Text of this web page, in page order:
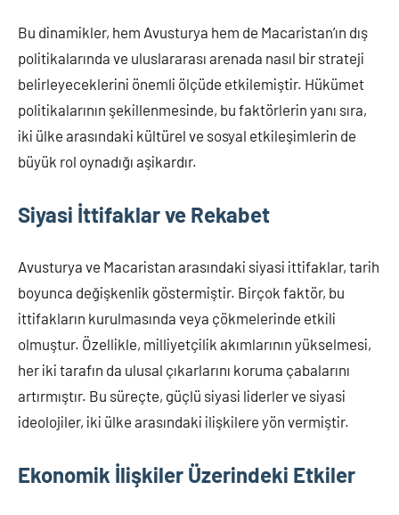
Bu dinamikler, hem Avusturya hem de Macaristan’ın dış
politikalarında ve uluslararası arenada nasıl bir strateji
belirleyeceklerini önemli ölçüde etkilemiştir. Hükümet
politikalarının şekillenmesinde, bu faktörlerin yanı sıra,
iki ülke arasındaki kültürel ve sosyal etkileşimlerin de
büyük rol oynadığı aşikardır.
Siyasi İttifaklar ve Rekabet
Avusturya ve Macaristan arasındaki siyasi ittifaklar, tarih
boyunca değişkenlik göstermiştir. Birçok faktör, bu
ittifakların kurulmasında veya çökmelerinde etkili
olmuştur. Özellikle, milliyetçilik akımlarının yükselmesi,
her iki tarafın da ulusal çıkarlarını koruma çabalarını
artırmıştır. Bu süreçte, güçlü siyasi liderler ve siyasi
ideolojiler, iki ülke arasındaki ilişkilere yön vermiştir.
Ekonomik İlişkiler Üzerindeki Etkiler